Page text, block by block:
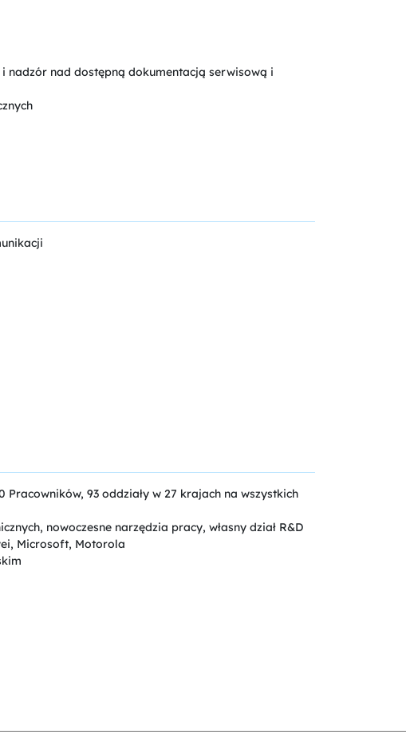
nadzór nad dostępną dokumentacją serwisową i
93 oddziały w 27 krajach na wszystkich
nowoczesne narzędzia pracy, własny dział R&D
Microsoft, Motorola